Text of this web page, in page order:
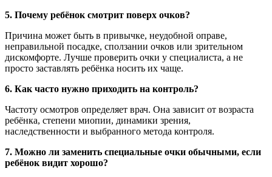
5. Почему ребёнок смотрит поверх очков?
Причина может быть в привычке, неудобной оправе,
неправильной посадке, сползании очков или зрительном
дискомфорте. Лучше проверить очки у специалиста, а не
просто заставлять ребёнка носить их чаще.
6. Как часто нужно приходить на контроль?
Частоту осмотров определяет врач. Она зависит от возраста
ребёнка, степени миопии, динамики зрения,
наследственности и выбранного метода контроля.
7. Можно ли заменить специальные очки обычными, если
ребёнок видит хорошо?